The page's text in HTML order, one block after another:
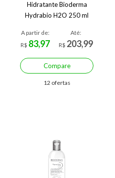
Hidratante Bioderma
Hydrabio H2O 250 ml
A partir de:
R$ 83,97
Até:
R$ 203,99
Compare
12 ofertas